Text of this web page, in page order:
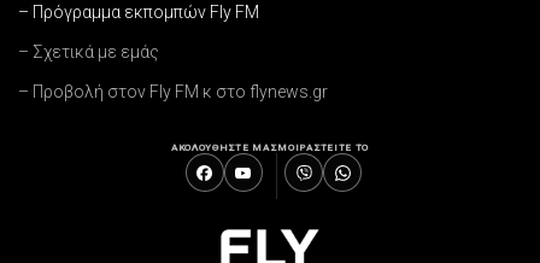
– Πρόγραμμα εκπομπών Fly FM
– Σχετικά με εμάς
– Προβολή στον Fly FM κ στο flynews.gr
ΑΚΟΛΟΥΘΗΣΤΕ ΜΑΣΜΟΙΡΑΣΤΕΙΤΕ ΤΟ